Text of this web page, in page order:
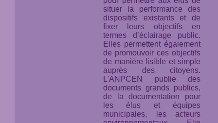
situer la performance des
dispositifs existants et de
fixer leurs objectifs en
termes d’éclairage public.
Elles permettent également
de promouvoir ces objectifs
de manière lisible et simple
auprès des citoyens.
L'ANPCEN publie des
documents grands publics,
de la documentation pour
les élus et équipes
municipales, les acteurs